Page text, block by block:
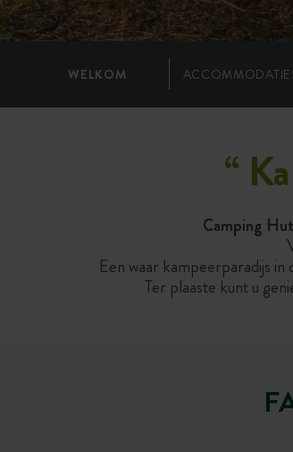
WELKOM
“
Camping
Een waar kampeerparadijs
Ter plaaste kunt u